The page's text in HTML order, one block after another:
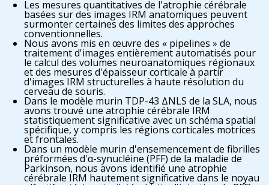
Les mesures quantitatives de l'atrophie cérébrale
basées sur des images IRM anatomiques peuvent
surmonter certaines des limites des approches
conventionnelles.
Nous avons mis en œuvre des « pipelines » de
traitement d'images entièrement automatisés pour
le calcul des volumes neuroanatomiques régionaux
et des mesures d'épaisseur corticale à partir
d'images IRM structurelles à haute résolution du
cerveau de souris.
Dans le modèle murin TDP-43 ΔNLS de la SLA, nous
avons trouvé une atrophie cérébrale IRM
statistiquement significative avec un schéma spatial
spécifique, y compris les régions corticales motrices
et frontales.
Dans un modèle murin d'ensemencement de fibrilles
préformées d'α-synucléine (PFF) de la maladie de
Parkinson, nous avons identifié une atrophie
cérébrale IRM hautement significative dans le noyau